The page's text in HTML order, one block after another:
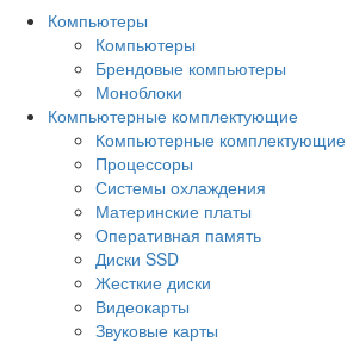
Компьютеры
Компьютеры
Брендовые компьютеры
Моноблоки
Компьютерные комплектующие
Компьютерные комплектующие
Процессоры
Системы охлаждения
Материнские платы
Оперативная память
Диски SSD
Жесткие диски
Видеокарты
Звуковые карты